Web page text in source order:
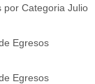
por Categoria Julio
Egresos
Egresos